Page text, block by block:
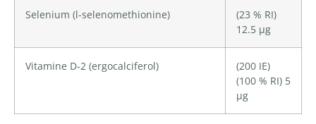
Selenium (l-selenomethionine)
(23 % RI)
12.5 µg
Vitamine D-2 (ergocalciferol)
(200 IE)
(100 % RI) 5
µg